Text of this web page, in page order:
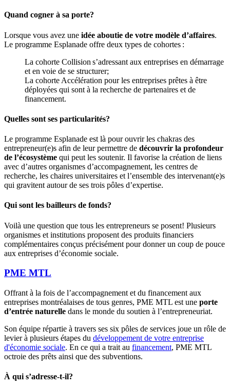
Quand cogner à sa porte?
Lorsque vous avez une idée aboutie de votre modèle d’affaires.
Le programme Esplanade offre deux types de cohortes :
La cohorte Collision s’adressant aux entreprises en démarrage
et en voie de se structurer;
La cohorte Accélération pour les entreprises prêtes à être
déployées qui sont à la recherche de partenaires et de
financement.
Quelles sont ses particularités?
Le programme Esplanade est là pour ouvrir les chakras des
entrepreneur(e)s afin de leur permettre de découvrir la profondeur
de l’écosystème qui peut les soutenir. Il favorise la création de liens
avec d’autres organismes d’accompagnement, les centres de
recherche, les chaires universitaires et l’ensemble des intervenant(e)s
qui gravitent autour de ses trois pôles d’expertise.
Qui sont les bailleurs de fonds?
Voilà une question que tous les entrepreneurs se posent! Plusieurs
organismes et institutions proposent des produits financiers
complémentaires conçus précisément pour donner un coup de pouce
aux entreprises d’économie sociale.
PME MTL
Offrant à la fois de l’accompagnement et du financement aux
entreprises montréalaises de tous genres, PME MTL est une porte
d’entrée naturelle dans le monde du soutien à l’entrepreneuriat.
Son équipe répartie à travers ses six pôles de services joue un rôle de
levier à plusieurs étapes du développement de votre entreprise
d'économie sociale. En ce qui a trait au financement, PME MTL
octroie des prêts ainsi que des subventions.
À qui s’adresse-t-il?